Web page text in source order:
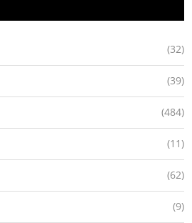
(32)
(39)
(484)
(11)
(62)
(9)